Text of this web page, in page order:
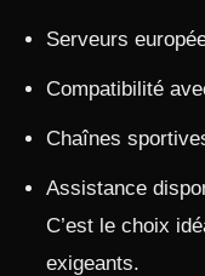
Serveurs
Compatibilité
Chaînes
Assistance
C’est le choix
exigeants.